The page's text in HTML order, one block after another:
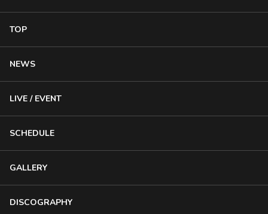
TOP
NEWS
LIVE / EVENT
SCHEDULE
GALLERY
DISCOGRAPHY